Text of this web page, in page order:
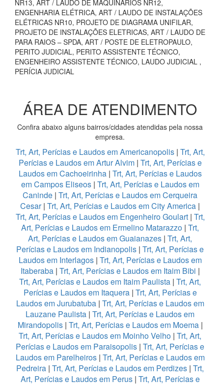
NR13, ART / LAUDO DE MAQUINÁRIOS NR12,
ENGENHARIA ELÉTRICA, ART / LAUDO DE INSTALAÇÕES
ELÉTRICAS NR10, PROJETO DE DIAGRAMA UNIFILAR,
PROJETO DE INSTALAÇÕES ELETRICAS, ART / LAUDO DE
PARA RAIOS – SPDA, ART / POSTE DE ELETROPAULO,
PERITO JUDICIAL, PERITO ASSISTENTE TÉCNICO,
ENGENHEIRO ASSISTENTE TÉCNICO, LAUDO JUDICIAL ,
PERÍCIA JUDICIAL
ÁREA DE ATENDIMENTO
Confira abaixo alguns bairros/cidades atendidas pela nossa
empresa.
Trt, Art, Perícias e Laudos em Americanopolis | Trt, Art,
Perícias e Laudos em Artur Alvim | Trt, Art, Perícias e
Laudos em Cachoeirinha| Trt, Art, Perícias e Laudos
em Campos Eliseos | Trt, Art, Perícias e Laudos em
Caninde | Trt, Art, Perícias e Laudos em Cerqueira
Cesar| Trt, Art, Perícias e Laudos em City America |
Trt, Art, Perícias e Laudos em Engenheiro Goulart | Trt,
Art, Perícias e Laudos em Ermelino Matarazzo | Trt,
Art, Perícias e Laudos em Guaianazes | Trt, Art,
Perícias e Laudos em Indianopolis | Trt, Art, Perícias e
Laudos em Interlagos| Trt, Art, Perícias e Laudos em
Itaberaba| Trt, Art, Perícias e Laudos em Itaim Bibi |
Trt, Art, Perícias e Laudos em Itaim Paulista | Trt, Art,
Perícias e Laudos em Itaquera| Trt, Art, Perícias e
Laudos em Jurubatuba| Trt, Art, Perícias e Laudos em
Lauzane Paulista | Trt, Art, Perícias e Laudos em
Mirandopolis| Trt, Art, Perícias e Laudos em Moema|
Trt, Art, Perícias e Laudos em Moinho Velho | Trt, Art,
Perícias e Laudos em Paraisopolis | Trt, Art, Perícias e
Laudos em Parelheiros| Trt, Art, Perícias e Laudos em
Pedreira | Trt, Art, Perícias e Laudos em Perdizes | Trt,
Art, Perícias e Laudos em Perus| Trt, Art, Perícias e